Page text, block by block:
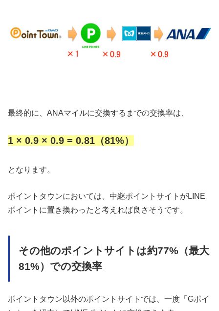
最終的に、ANAマイルに交換するまでの交換率は、
1 × 0.9 × 0.9 = 0.81（81%）
となります。
ポイントタウンにおいては、中継ポイントサイトがLINE
ポイントに置き換わったと考えれば良さそうです。
その他のポイントサイトは約77%（最大
81%）での交換率
ポイントタウン以外のポイントサイトでは、一度「Gポイ